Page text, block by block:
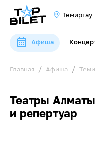
Темиртау
Афиша
Главная Афиша
Театры
и репертуар